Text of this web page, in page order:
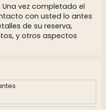
Una vez completado el
con usted lo antes
de su reserva,
y otros aspectos